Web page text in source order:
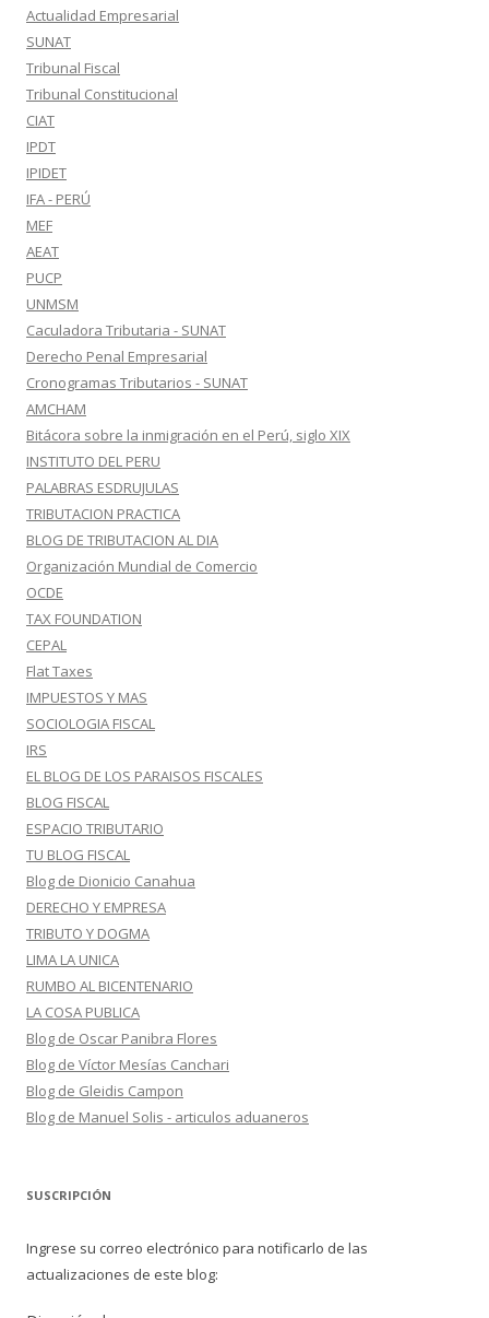
Actualidad Empresarial
SUNAT
Tribunal Fiscal
Tribunal Constitucional
CIAT
IPDT
IPIDET
IFA - PERÚ
MEF
AEAT
PUCP
UNMSM
Caculadora Tributaria - SUNAT
Derecho Penal Empresarial
Cronogramas Tributarios - SUNAT
AMCHAM
Bitácora sobre la inmigración en el Perú, siglo XIX
INSTITUTO DEL PERU
PALABRAS ESDRUJULAS
TRIBUTACION PRACTICA
BLOG DE TRIBUTACION AL DIA
Organización Mundial de Comercio
OCDE
TAX FOUNDATION
CEPAL
Flat Taxes
IMPUESTOS Y MAS
SOCIOLOGIA FISCAL
IRS
EL BLOG DE LOS PARAISOS FISCALES
BLOG FISCAL
ESPACIO TRIBUTARIO
TU BLOG FISCAL
Blog de Dionicio Canahua
DERECHO Y EMPRESA
TRIBUTO Y DOGMA
LIMA LA UNICA
RUMBO AL BICENTENARIO
LA COSA PUBLICA
Blog de Oscar Panibra Flores
Blog de Víctor Mesías Canchari
Blog de Gleidis Campon
Blog de Manuel Solis - articulos aduaneros
SUSCRIPCIÓN
Ingrese su correo electrónico para notificarlo de las
actualizaciones de este blog: